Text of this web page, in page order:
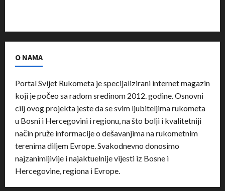
O NAMA
Portal Svijet Rukometa je specijalizirani internet magazin
koji je počeo sa radom sredinom 2012. godine. Osnovni
cilj ovog projekta jeste da se svim ljubiteljima rukometa
u Bosni i Hercegovini i regionu, na što bolji i kvalitetniji
način pruže informacije o dešavanjima na rukometnim
terenima diljem Evrope. Svakodnevno donosimo
najzanimljivije i najaktuelnije vijesti iz Bosne i
Hercegovine, regiona i Evrope.